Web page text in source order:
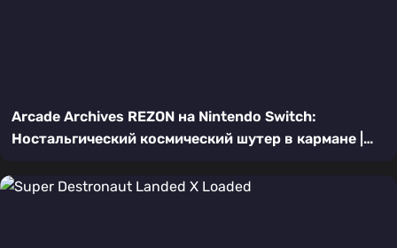
Arcade Archives REZON на Nintendo Switch:
Ностальгический космический шутер в кармане |